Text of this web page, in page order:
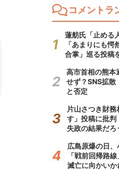
コメントラ
蓮舫氏「止める
「あまりにも
合掌」巡る投稿
高市首相の熊本
せず？SNS拡
と否定
片山さつき財
す」投稿に批
失政の結果だろ
広島原爆の日
「戦前回帰路
滅亡に向かいか